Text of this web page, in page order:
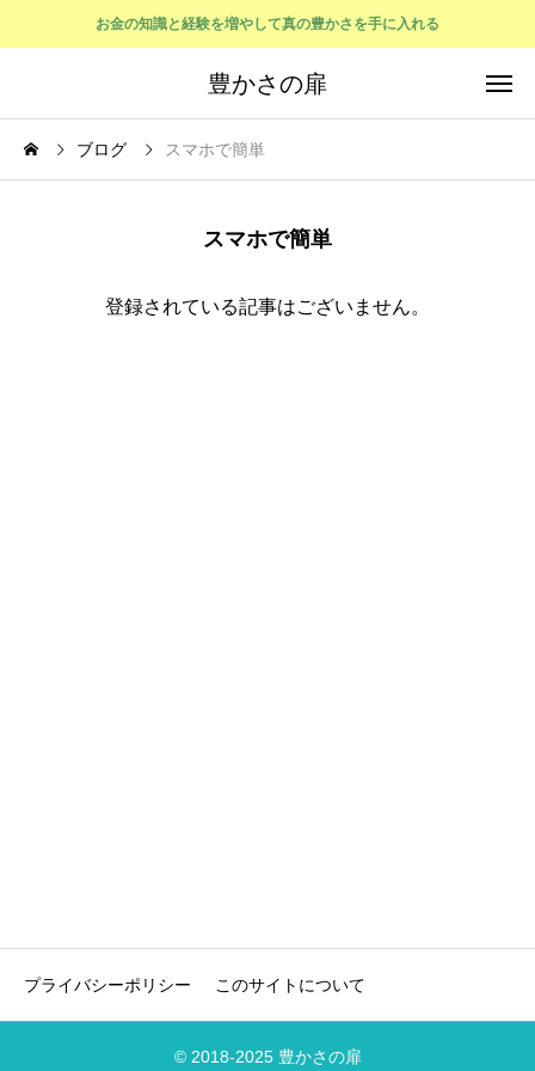
お金の知識と経験を増やして真の豊かさを手に入れる
豊かさの扉
ブログ スマホで簡単
スマホで簡単
登録されている記事はございません。
プライバシーポリシー このサイトについて
© 2018-2025 豊かさの扉